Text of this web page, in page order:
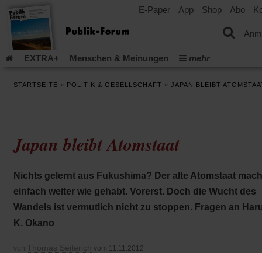
E-Paper App Shop Abo
EXTRA+ Menschen & Meinungen
mehr
Leserinitiative Publik-Forum e.V.
Die Erderwärmung
Urlaub und Nichtstun
einem
neuen
Tab)
einem
neuen
Tab)
Gleichberechtigung
Künstliche Intelligenz(Öffnet
einem
neuen
Was gibt
Krieg und Frieden(Öffnet
einem
Gott neu denken Krieg in der Ukraine
Flucht und Migration
Video-Podcast »Veranstaltungen«
Podcast »Veranstaltungen«
STARTSEITE » POLITIK & GESELLSCHAFT » JAPAN BLEIBT
Japan bleibt Atomstaat
Nichts gelernt aus Fukushima? Der alte Atomstaat
einfach weiter wie gehabt. Vorerst. Doch die Wucht des
Wandels ist vermutlich nicht zu stoppen. Fragen an
K. Okano
von Thomas Seiterich vom 11.11.2012